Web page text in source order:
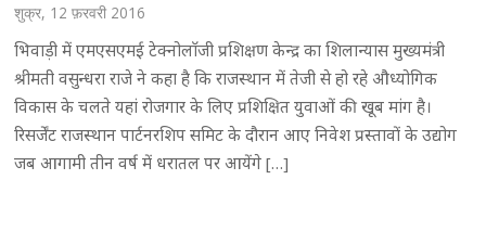
शुक्र, 12 फ़रवरी 2016
भिवाड़ी में एमएसएमई टेक्नोलाॅजी प्रशिक्षण केन्द्र का शिलान्यास मुख्यमंत्री
श्रीमती वसुन्धरा राजे ने कहा है कि राजस्थान में तेजी से हो रहे औध्योगिक
विकास के चलते यहां रोजगार के लिए प्रशिक्षित युवाओं की खूब मांग है।
रिसर्जेंट राजस्थान पार्टनरशिप समिट के दौरान आए निवेश प्रस्तावों के उद्योग
जब आगामी तीन वर्ष में धरातल पर आयेंगे […]